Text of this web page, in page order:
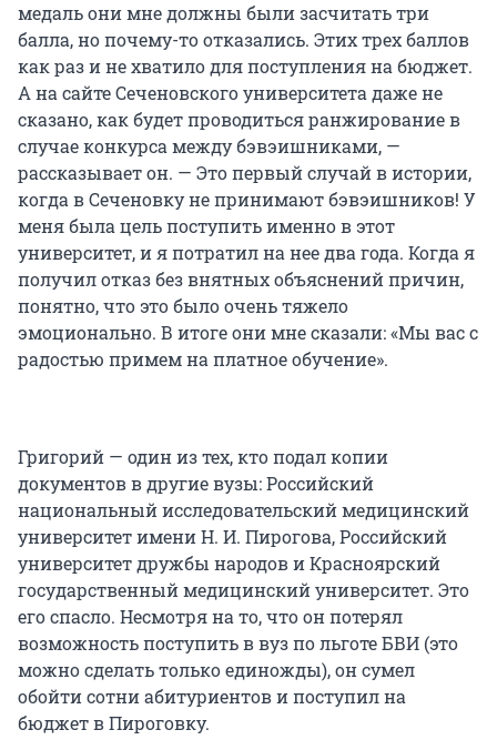
медаль они мне должны были засчитать три
балла, но почему-то отказались. Этих трех баллов
как раз и не хватило для поступления на бюджет.
А на сайте Сеченовского университета даже не
сказано, как будет проводиться ранжирование в
случае конкурса между бэвэишниками, —
рассказывает он. — Это первый случай в истории,
когда в Сеченовку не принимают бэвэишников! У
меня была цель поступить именно в этот
университет, и я потратил на нее два года. Когда я
получил отказ без внятных объяснений причин,
понятно, что это было очень тяжело
эмоционально. В итоге они мне сказали: «Мы вас с
радостью примем на платное обучение».
Григорий — один из тех, кто подал копии
документов в другие вузы: Российский
национальный исследовательский медицинский
университет имени Н. И. Пирогова, Российский
университет дружбы народов и Красноярский
государственный медицинский университет. Это
его спасло. Несмотря на то, что он потерял
возможность поступить в вуз по льготе БВИ (это
можно сделать только единожды), он сумел
обойти сотни абитуриентов и поступил на
бюджет в Пироговку.